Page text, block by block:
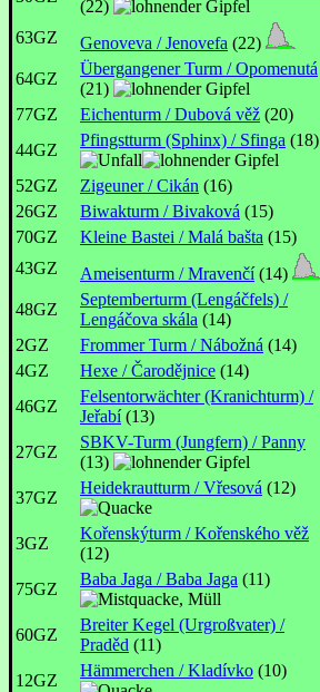
(22)
63GZ Genoveva / Jenovefa (22)
64GZ
Übergangener Turm / Opomenutá
(21)
77GZ Eichenturm / Dubová věž (20)
44GZ
Pfingstturm (Sphinx) / Sfinga (18)
52GZ Zigeuner / Cikán (16)
26GZ Biwakturm / Bivaková (15)
70GZ
Kleine Bastei / Malá bašta (15)
43GZ Ameisenturm / Mravenčí(14)
48GZ
Septemberturm (Lengáčfels) /
Lengáčova skála (14)
2GZ
Frommer Turm / Nábožná (14)
4GZ
Hexe / Čarodějnice (14)
46GZ
Felsentorwächter (Kranichturm) /
Jeřabí(13)
27GZ
SBKV-Turm (Jungfern) / Panny
(13)
37GZ
Heidekrautturm / Vřesová (12)
3GZ
Kořenskýturm / Kořenského věž
(12)
75GZ
Baba Jaga / Baba Jaga (11)
60GZ
Breiter Kegel (Urgroßvater) /
Praděd (11)
12GZ
Hämmerchen / Kladívko (10)